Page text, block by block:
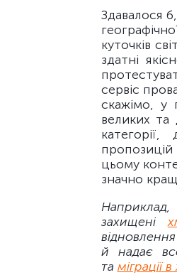
Здавалося
куточків
здатні
сервіс
скажімо, у
великих та
цьому
значно
Наприклад,
захищені
й надає
та міграції